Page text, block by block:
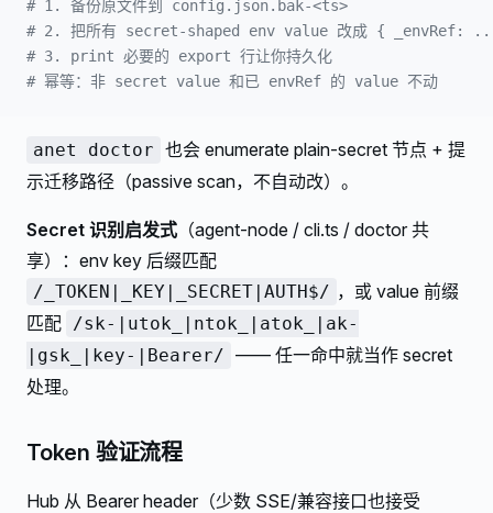
# 1. 备份原文件到 config.json.bak-<ts>
# 2. 把所有 secret-shaped env value 改成 { _envRef:
# 3. print 必要的 export 行让你持久化
# 幂等：非 secret value 和已 envRef 的 value 不动
anet doctor 也会 enumerate plain-secret 节点 + 提
示迁移路径（passive scan，不自动改）。
Secret 识别启发式 （agent-node / cli.ts / doctor 共
享）：env key 后缀匹配
/_TOKEN|_KEY|_SECRET|AUTH$/ ，或 value 前缀
匹配 /sk-|utok_|ntok_|atok_|ak-
|gsk_|key-|Bearer/ —— 任一命中就当作 secret
处理。
Token 验证流程
Hub 从 Bearer header（少数 SSE/兼容接口也接受